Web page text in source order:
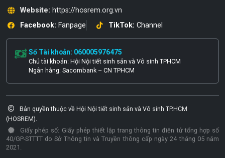
Website: https://hosrem.org.vn
Facebook: Fanpage TikTok: Channel
Số Tài khoản: 060005976475
Chủ tài khoản: Hội Nội tiết sinh sản và Vô sinh TPHCM
Ngân hàng: Sacombank – CN TPHCM
Bản quyền thuộc về Hội Nội tiết sinh sản và Vô sinh TP.HCM
(HOSREM).
Giấy phép số: Giấy phép thiết lập trang thông tin điện tử tổng hợp số
40/GP-STTTT do Sở Thông tin và Truyền thông cấp ngày 24 tháng 05 năm
2021.